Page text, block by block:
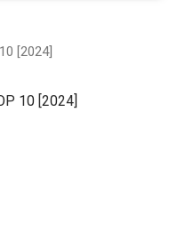
[2024]